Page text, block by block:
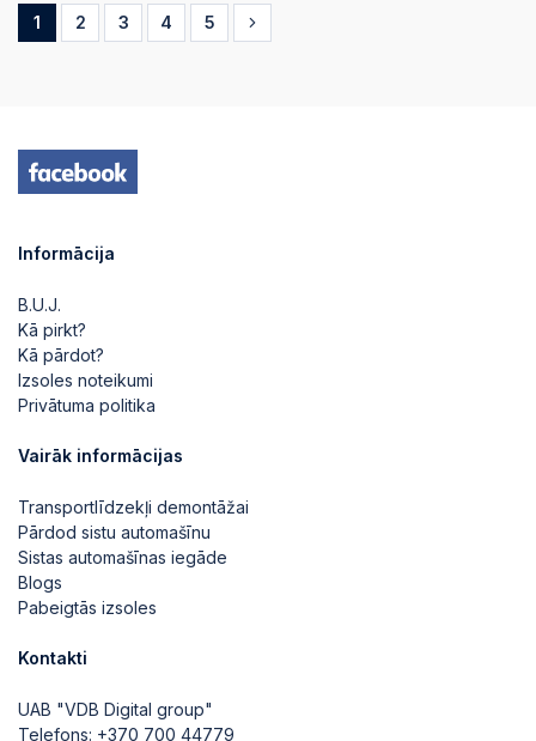
1 2 3 4 5
Informācija
B.U.J.
Kā pirkt?
Kā pārdot?
Izsoles noteikumi
Privātuma politika
Vairāk informācijas
Transportlīdzekļi demontāžai
Pārdod sistu automašīnu
Sistas automašīnas iegāde
Blogs
Pabeigtās izsoles
Kontakti
UAB "VDB Digital group"
Telefons: +370 700 44779